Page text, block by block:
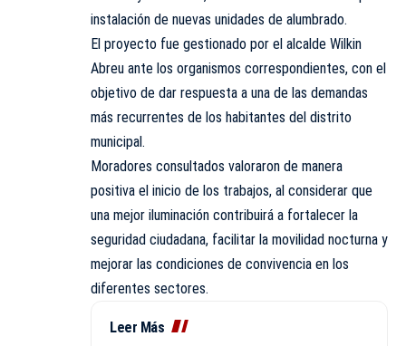
instalación de nuevas unidades de alumbrado.
El proyecto fue gestionado por el alcalde Wilkin
Abreu ante los organismos correspondientes, con el
objetivo de dar respuesta a una de las demandas
más recurrentes de los habitantes del distrito
municipal.
Moradores consultados valoraron de manera
positiva el inicio de los trabajos, al considerar que
una mejor iluminación contribuirá a fortalecer la
seguridad ciudadana, facilitar la movilidad nocturna y
mejorar las condiciones de convivencia en los
diferentes sectores.
Leer Más